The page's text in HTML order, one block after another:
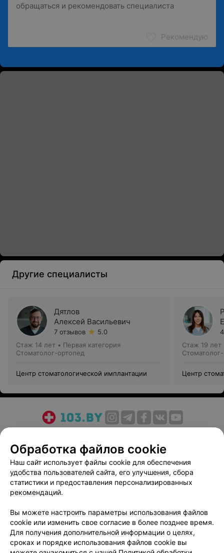
Рекомендую
Другие специалисты
Дятлов
Алексей Васильевич
7 отзывов
5.0
Стаж 14 лет • Первая категория
Стоматолог-ортопед
Центр стоматологической имплантации
Стаж 19 лет
Центр
Медицинский маркетинг
Публичный договор
Пользовательское соглашение
Способы оплаты
Вакансии
Партнеры
Написать руководителю 103.by
Персональные настройки cookie
Обработка персональных данных
Обработка файлов cookie
Наш сайт использует файлы cookie для обеспечения
удобства пользователей сайта, его улучшения, сбора
статистики и предоставления персонализированных
рекомендаций.
Вы можете настроить параметры использования файлов
cookie или изменить свое согласие в более позднее время.
Для получения дополнительной информации о целях,
сроках и порядке использования файлов cookie вы